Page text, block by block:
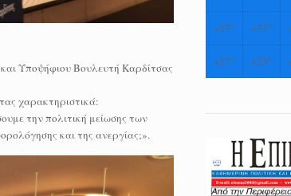
Υποψήφιου Βουλευτή Καρδίτσας
χαρακτηριστικά:
την πολιτική μείωσης των
και της ανεργίας;».
+37° +37°
+27° +25°